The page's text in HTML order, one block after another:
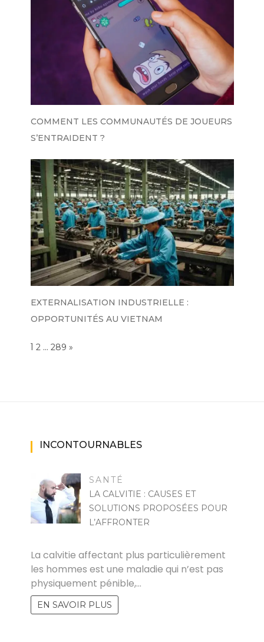
COMMENT LES COMMUNAUTÉS DE JOUEURS
S’ENTRAIDENT ?
EXTERNALISATION INDUSTRIELLE :
OPPORTUNITÉS AU VIETNAM
Page:
1 2 … 289 NEXT
»
INCONTOURNABLES
SANTÉ
LA CALVITIE : CAUSES ET
SOLUTIONS PROPOSÉES POUR
L’AFFRONTER
La calvitie affectant plus particulièrement
les hommes est une maladie qui n’est pas
physiquement pénible,…
EN SAVOIR PLUS